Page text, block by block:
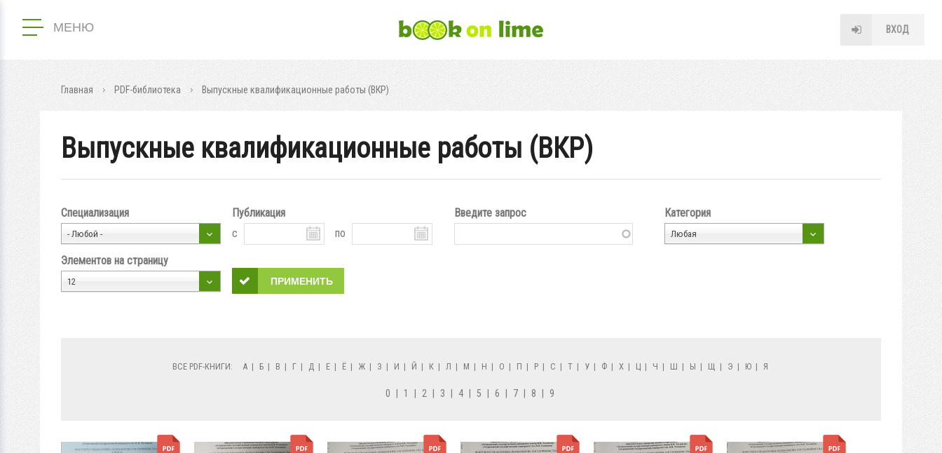
МЕНЮ ВХОД
Главная PDF-библиотека Выпускные квалификационные работы (ВКР)
Выпускные квалификационные работы (ВКР)
Специализация
- Любой -
Публикация
с
по
Введите запрос Категория
Любая
Элементов на страницу
12
ВСЕ PDF-КНИГИ: А | Б | В | Г | Д | Е | Ё | Ж | З | И | Й | К | Л | М | Н | О | П | Р | С | Т | У | Ф | Х | Ц | Ч | Ш | Ы | Щ | Э | Ю | Я
0 1 2 3 4 5 6 7 8 9